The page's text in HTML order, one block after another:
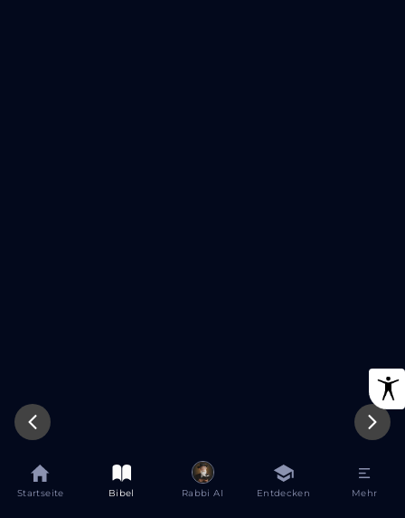
Startseite Bibel Rabbi AI Entdecken Mehr